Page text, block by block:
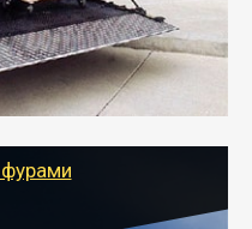
быстро и
к новому месту
сохранности груза и